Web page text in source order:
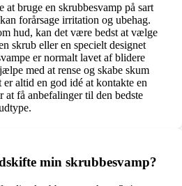
at bruge en skrubbesvamp på sart
forårsage irritation og ubehag.
hud, kan det være bedst at vælge
skrub eller en specielt designet
er normalt lavet af blidere
med at rense og skabe skum
altid en god idé at kontakte en
få anbefalinger til den bedste
min skrubbesvamp?